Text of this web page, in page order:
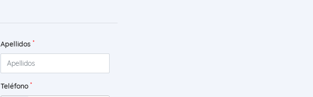
Apellidos *
Teléfono *